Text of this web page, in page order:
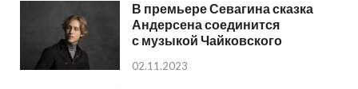
В премьере Севагина сказка
Андерсена соединится
с музыкой Чайковского
02.11.2023